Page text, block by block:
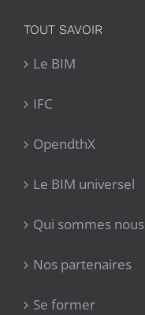
TOUT SAVOIR
Le BIM
IFC
OpendthX
Le BIM universel
Qui sommes nous
Nos partenaires
Se former